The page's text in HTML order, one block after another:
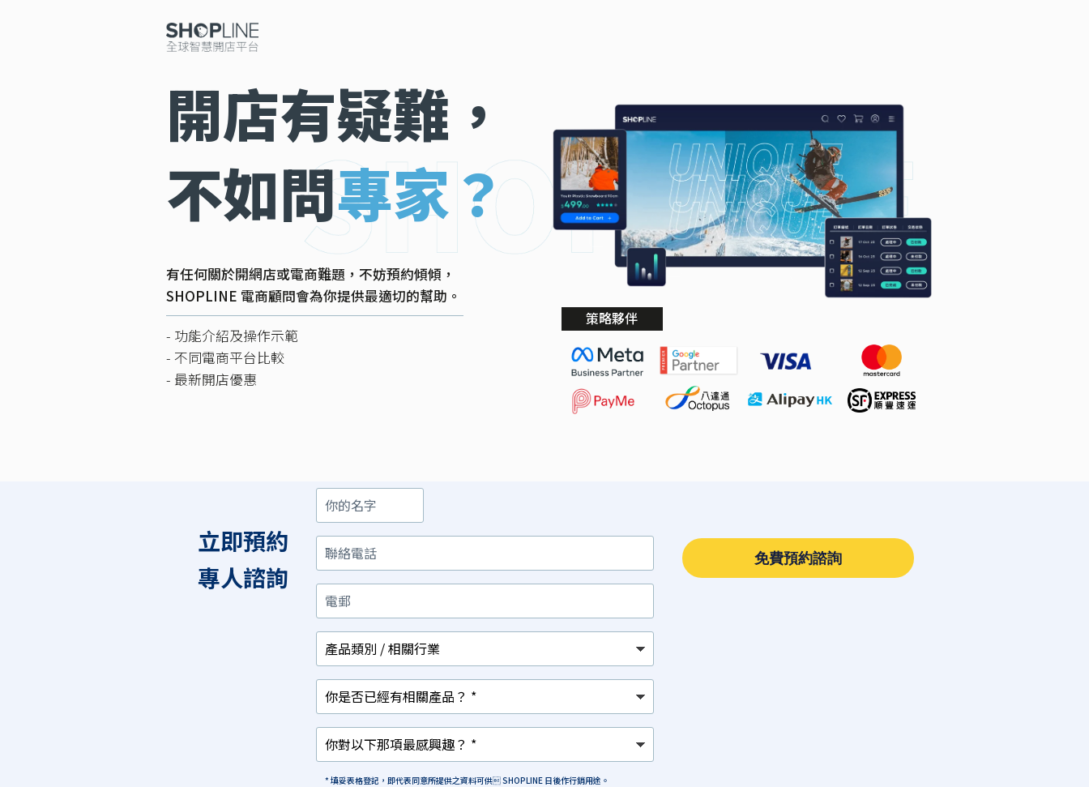
開店有疑難，
不如問專家？
有任何關於開網店或電商難題，不妨預約傾傾，
SHOPLINE 電商顧問會為你提供最適切的幫助。
策略夥伴
- 功能介紹及操作示範
- 不同電商平台比較
- 最新開店優惠
你
的
名
字
聯
絡
電
話
電
郵
產
品
類
別
相
關
行
業
你
是
否
已
經
有
相
關
產
品？
你
對
以
下
那
項
最
感
興
趣？
免費預約諮詢
立即預約
專人諮詢
* 填妥表格登記，即代表同意所提供之資料可供 SHOPLINE 日後作行銷用途。